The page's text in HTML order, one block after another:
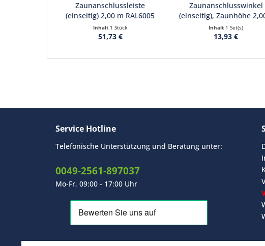
Zaunanschlussleiste
(einseitig) 2,00 m RAL6005
Inhalt 1 Stück
51,73 €
Zaunanschlusswinkel
(einseitig), Zaunhöhe
Inhalt 1 Set(s)
13,93 €
Service Hotline
Telefonische Unterstützung und Beratung unter:
0049-2561-897037
Mo-Fr, 09:00 - 17:00 Uhr